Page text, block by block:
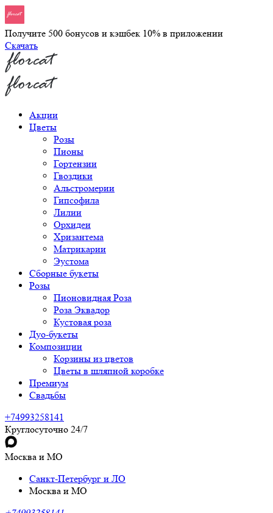
Получите 500 бонусов и кэшбек 10% в приложении
Скачать
Акции
Цветы
Розы
Пионы
Гортензии
Гвоздики
Альстромерии
Гипсофила
Лилии
Орхидеи
Хризантема
Матрикарии
Эустома
Сборные букеты
Розы
Пионовидная Роза
Роза Эквадор
Кустовая роза
Дуо-букеты
Композиции
Корзины из цветов
Цветы в шляпной коробке
Премиум
Свадьбы
+74993258141
Круглосуточно 24/7
Москва и МО
Санкт-Петербург и ЛО
Москва и МО